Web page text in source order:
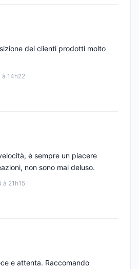
à 14h22
dei clienti prodotti molto
à 21h15
è sempre un piacere
non sono mai deluso.
e attenta. Raccomando